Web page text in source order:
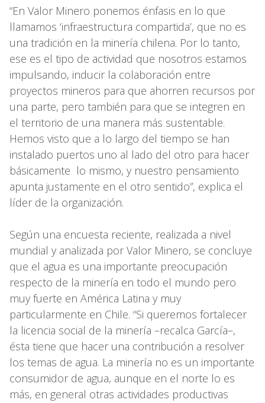
“En Valor Minero ponemos énfasis en lo que
llamamos ‘infraestructura compartida’, que no es
una tradición en la minería chilena. Por lo tanto,
ese es el tipo de actividad que nosotros estamos
impulsando, inducir la colaboración entre
proyectos mineros para que ahorren recursos por
una parte, pero también para que se integren en
el territorio de una manera más sustentable.
Hemos visto que a lo largo del tiempo se han
instalado puertos uno al lado del otro para hacer
básicamente lo mismo, y nuestro pensamiento
apunta justamente en el otro sentido”, explica el
líder de la organización.
Según una encuesta reciente, realizada a nivel
mundial y analizada por Valor Minero, se concluye
que el agua es una importante preocupación
respecto de la minería en todo el mundo pero
muy fuerte en América Latina y muy
particularmente en Chile. “Si queremos fortalecer
la licencia social de la minería –recalca García–,
ésta tiene que hacer una contribución a resolver
los temas de agua. La minería no es un importante
consumidor de agua, aunque en el norte lo es
más, en general otras actividades productivas